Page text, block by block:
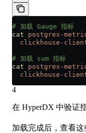
# 加载 Gauge 指标
cat postgres-
clickhouse-
# 加载 sum 指标
cat postgres-
clickhouse-
4
在 HyperDX 中验证
加载完成后，查看